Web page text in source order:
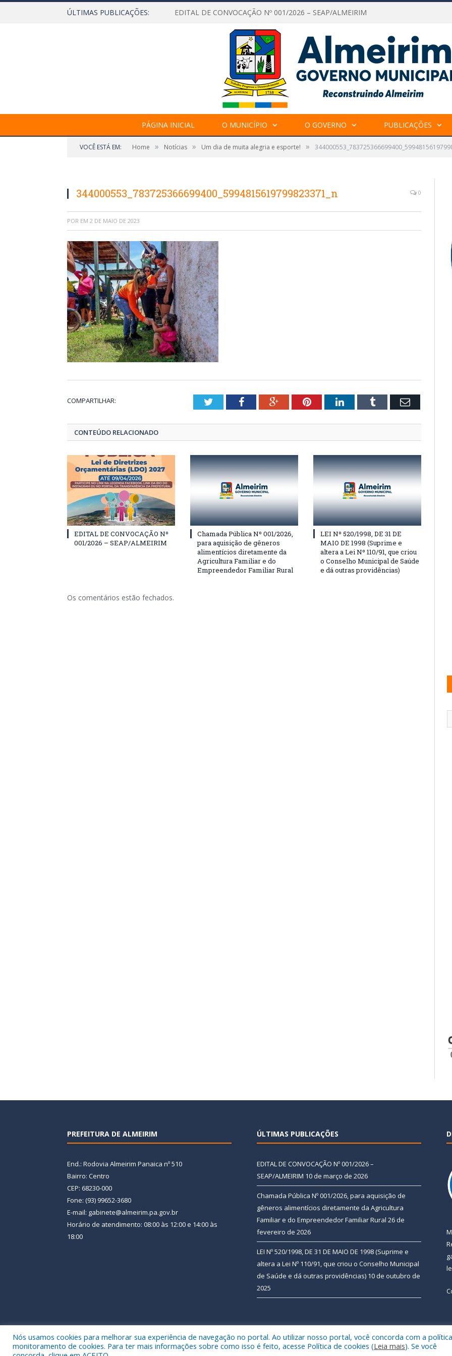
ÚLTIMAS PUBLICAÇÕES: EDITAL DE CONVOCAÇÃO Nº 001/2026 – SEAP/ALMEIRIM
PÁGINA INICIAL O MUNICÍPIO O GOVERNO PUBLICAÇÕES
VOCÊ ESTÁ EM: Home » Notícias » Um dia de muita alegria e esporte! »
344000553_783725366699400_5994815619799823371_n 0
POR EM 2 DE MAIO DE 2023
COMPARTILHAR: TwitterFacebookGoogle+PinterestLinkedInTumblr Email
CONTEÚDO RELACIONADO
EDITAL DE CONVOCAÇÃO Nº
001/2026 – SEAP/ALMEIRIM
Chamada Pública Nº 001/2026,
para aquisição de gêneros
alimentícios diretamente da
Agricultura Familiar e do
Empreendedor Familiar Rural
LEI Nº 520/1998, DE 31 DE
MAIO DE 1998 (Suprime e
altera a Lei Nº 110/91, que criou
o Conselho Municipal de Saúde
e dá outras providências)
Os comentários estão fechados.
PREFEITURA DE ALMEIRIM
End.: Rodovia Almeirim Panaica nº 510
Bairro: Centro
CEP: 68230-000
Fone: (93) 99652-3680
E-mail: gabinete@almeirim.pa.gov.br
Horário de atendimento: 08:00 às 12:00 e 14:00 às
18:00
ÚLTIMAS PUBLICAÇÕES
EDITAL DE CONVOCAÇÃO Nº 001/2026 –
SEAP/ALMEIRIM 10 de março de 2026
Chamada Pública Nº 001/2026, para aquisição de
gêneros alimentícios diretamente da Agricultura
Familiar e do Empreendedor Familiar Rural 26 de
fevereiro de 2026
LEI Nº 520/1998, DE 31 DE MAIO DE 1998 (Suprime e
altera a Lei Nº 110/91, que criou o Conselho Municipal
de Saúde e dá outras providências) 10 de outubro de
2025
Todos os direitos reservados a Prefeitura Municipal de Almeirim. Mapa do Site
Nós usamos cookies para melhorar sua experiência de navegação no portal. Ao utilizar nosso portal, você concorda com a
monitoramento de cookies. Para ter mais informações sobre como isso é feito, acesse Política de cookies (Leia mais). Se você